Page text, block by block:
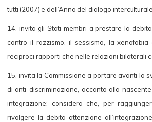
tutti (2007) e dell’Anno del dialogo
14. invita gli Stati membri a prestare la
contro il razzismo, il sessismo, la xenofobia
reciproci rapporti che nelle relazioni bilaterali
15. invita la Commissione a portare avanti lo
di anti-discriminazione, accanto alla
integrazione; considera che, per
rivolgere la debita attenzione